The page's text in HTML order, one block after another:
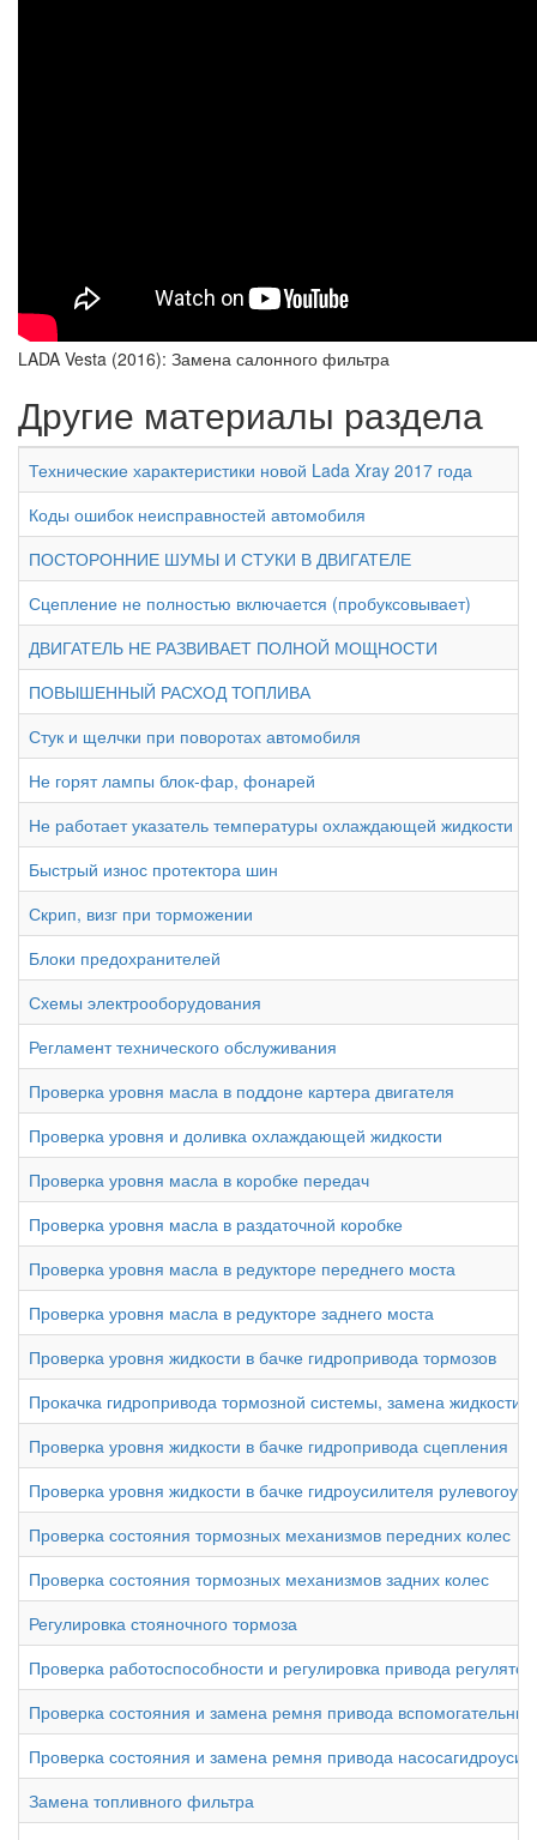
LADA Vesta (2016): Замена салонного фильтра
Другие материалы раздела
Технические характеристики новой Lada Xray 2017 года
Коды ошибок неисправностей автомобиля
ПОСТОРОННИЕ ШУМЫ И СТУКИ В ДВИГАТЕЛЕ
Сцепление не полностью включается (пробуксовывает)
ДВИГАТЕЛЬ НЕ РАЗВИВАЕТ ПОЛНОЙ МОЩНОСТИ
ПОВЫШЕННЫЙ РАСХОД ТОПЛИВА
Стук и щелчки при поворотах автомобиля
Не горят лампы блок-фар, фонарей
Не работает указатель температуры охлаждающей жидкости
Быстрый износ протектора шин
Скрип, визг при торможении
Блоки предохранителей
Схемы электрооборудования
Регламент технического обслуживания
Проверка уровня масла в поддоне картера двигателя
Проверка уровня и доливка охлаждающей жидкости
Проверка уровня масла в коробке передач
Проверка уровня масла в раздаточной коробке
Проверка уровня масла в редукторе переднего моста
Проверка уровня масла в редукторе заднего моста
Проверка уровня жидкости в бачке гидропривода тормозов
Прокачка гидропривода тормозной системы, замена жидкости
Проверка уровня жидкости в бачке гидропривода сцепления
Проверка уровня жидкости в бачке гидроусилителя
Проверка состояния тормозных механизмов передних колес
Проверка состояния тормозных механизмов задних колес
Регулировка стояночного тормоза
Проверка работоспособности и регулировка привода
Проверка состояния и замена ремня привода
Проверка состояния и замена ремня привода
Замена топливного фильтра